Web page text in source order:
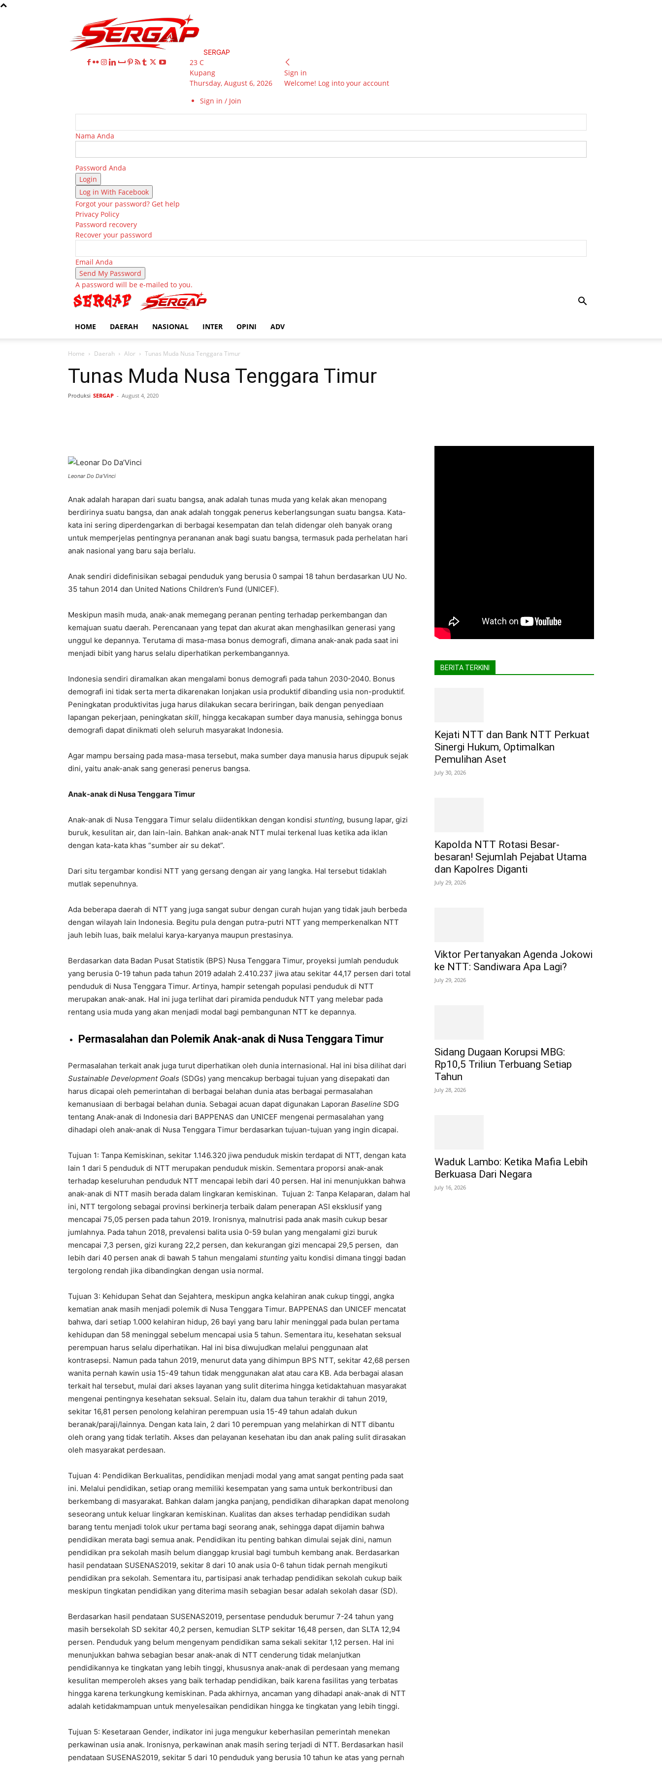
SERGAP
23 C
Kupang
Thursday, August 6, 2026
Sign in / Join
Sign in
Welcome! Log into your account
Nama Anda
Password Anda
Log in With Facebook
Forgot your password? Get help
Privacy Policy
Password recovery
Recover your password
Email Anda
A password will be e-mailed to you.
HOME DAERAH NASIONAL INTER OPINI ADV
Home Daerah Alor Tunas Muda Nusa Tenggara Timur
Tunas Muda Nusa Tenggara Timur
Produksi SERGAP - August 4, 2020
Leonar Do Da’Vinci
Anak adalah harapan dari suatu bangsa, anak adalah tunas muda yang kelak akan menopang
berdirinya suatu bangsa, dan anak adalah tonggak penerus keberlangsungan suatu bangsa. Kata-
kata ini sering diperdengarkan di berbagai kesempatan dan telah didengar oleh banyak orang
untuk memperjelas pentingnya perananan anak bagi suatu bangsa, termasuk pada perhelatan hari
anak nasional yang baru saja berlalu.
Anak sendiri didefinisikan sebagai penduduk yang berusia 0 sampai 18 tahun berdasarkan UU No.
35 tahun 2014 dan United Nations Children’s Fund (UNICEF).
Meskipun masih muda, anak-anak memegang peranan penting terhadap perkembangan dan
kemajuan suatu daerah. Perencanaan yang tepat dan akurat akan menghasilkan generasi yang
unggul ke depannya. Terutama di masa-masa bonus demografi, dimana anak-anak pada saat ini
menjadi bibit yang harus selalu diperhatikan perkembangannya.
Indonesia sendiri diramalkan akan mengalami bonus demografi pada tahun 2030-2040. Bonus
demografi ini tidak serta merta dikarenakan lonjakan usia produktif dibanding usia non-produktif.
Peningkatan produktivitas juga harus dilakukan secara beriringan, baik dengan penyediaan
lapangan pekerjaan, peningkatan skill, hingga kecakapan sumber daya manusia, sehingga bonus
demografi dapat dinikmati oleh seluruh masyarakat Indonesia.
Agar mampu bersaing pada masa-masa tersebut, maka sumber daya manusia harus dipupuk sejak
dini, yaitu anak-anak sang generasi penerus bangsa.
Anak-anak di Nusa Tenggara Timur
Anak-anak di Nusa Tenggara Timur selalu diidentikkan dengan kondisi stunting, busung lapar, gizi
buruk, kesulitan air, dan lain-lain. Bahkan anak-anak NTT mulai terkenal luas ketika ada iklan
dengan kata-kata khas “sumber air su dekat”.
Dari situ tergambar kondisi NTT yang gersang dengan air yang langka. Hal tersebut tidaklah
mutlak sepenuhnya.
Ada beberapa daerah di NTT yang juga sangat subur dengan curah hujan yang tidak jauh berbeda
dengan wilayah lain Indonesia. Begitu pula dengan putra-putri NTT yang memperkenalkan NTT
jauh lebih luas, baik melalui karya-karyanya maupun prestasinya.
Berdasarkan data Badan Pusat Statistik (BPS) Nusa Tenggara Timur, proyeksi jumlah penduduk
yang berusia 0-19 tahun pada tahun 2019 adalah 2.410.237 jiwa atau sekitar 44,17 persen dari total
penduduk di Nusa Tenggara Timur. Artinya, hampir setengah populasi penduduk di NTT
merupakan anak-anak. Hal ini juga terlihat dari piramida penduduk NTT yang melebar pada
rentang usia muda yang akan menjadi modal bagi pembangunan NTT ke depannya.
Permasalahan dan Polemik Anak-anak di Nusa Tenggara Timur
Permasalahan terkait anak juga turut diperhatikan oleh dunia internasional. Hal ini bisa dilihat dari
Sustainable Development Goals (SDGs) yang mencakup berbagai tujuan yang disepakati dan
harus dicapai oleh pemerintahan di berbagai belahan dunia atas berbagai permasalahan
kemanusiaan di berbagai belahan dunia. Sebagai acuan dapat digunakan Laporan Baseline SDG
tentang Anak-anak di Indonesia dari BAPPENAS dan UNICEF mengenai permasalahan yang
dihadapi oleh anak-anak di Nusa Tenggara Timur berdasarkan tujuan-tujuan yang ingin dicapai.
Tujuan 1: Tanpa Kemiskinan, sekitar 1.146.320 jiwa penduduk miskin terdapat di NTT, dengan kata
lain 1 dari 5 penduduk di NTT merupakan penduduk miskin. Sementara proporsi anak-anak
terhadap keseluruhan penduduk NTT mencapai lebih dari 40 persen. Hal ini menunjukkan bahwa
anak-anak di NTT masih berada dalam lingkaran kemiskinan. Tujuan 2: Tanpa Kelaparan, dalam hal
ini, NTT tergolong sebagai provinsi berkinerja terbaik dalam penerapan ASI eksklusif yang
mencapai 75,05 persen pada tahun 2019. Ironisnya, malnutrisi pada anak masih cukup besar
jumlahnya. Pada tahun 2018, prevalensi balita usia 0-59 bulan yang mengalami gizi buruk
mencapai 7,3 persen, gizi kurang 22,2 persen, dan kekurangan gizi mencapai 29,5 persen, dan
lebih dari 40 persen anak di bawah 5 tahun mengalami stunting yaitu kondisi dimana tinggi badan
tergolong rendah jika dibandingkan dengan usia normal.
Tujuan 3: Kehidupan Sehat dan Sejahtera, meskipun angka kelahiran anak cukup tinggi, angka
kematian anak masih menjadi polemik di Nusa Tenggara Timur. BAPPENAS dan UNICEF mencatat
bahwa, dari setiap 1.000 kelahiran hidup, 26 bayi yang baru lahir meninggal pada bulan pertama
kehidupan dan 58 meninggal sebelum mencapai usia 5 tahun. Sementara itu, kesehatan seksual
perempuan harus selalu diperhatikan. Hal ini bisa diwujudkan melalui penggunaan alat
kontrasepsi. Namun pada tahun 2019, menurut data yang dihimpun BPS NTT, sekitar 42,68 persen
wanita pernah kawin usia 15-49 tahun tidak menggunakan alat atau cara KB. Ada berbagai alasan
terkait hal tersebut, mulai dari akses layanan yang sulit diterima hingga ketidaktahuan masyarakat
mengenai pentingnya kesehatan seksual. Selain itu, dalam dua tahun terakhir di tahun 2019,
sekitar 16,81 persen penolong kelahiran perempuan usia 15-49 tahun adalah dukun
beranak/paraji/lainnya. Dengan kata lain, 2 dari 10 perempuan yang melahirkan di NTT dibantu
oleh orang yang tidak terlatih. Akses dan pelayanan kesehatan ibu dan anak paling sulit dirasakan
oleh masyarakat perdesaan.
Tujuan 4: Pendidikan Berkualitas, pendidikan menjadi modal yang amat sangat penting pada saat
ini. Melalui pendidikan, setiap orang memiliki kesempatan yang sama untuk berkontribusi dan
berkembang di masyarakat. Bahkan dalam jangka panjang, pendidikan diharapkan dapat menolong
seseorang untuk keluar lingkaran kemiskinan. Kualitas dan akses terhadap pendidikan sudah
barang tentu menjadi tolok ukur pertama bagi seorang anak, sehingga dapat dijamin bahwa
pendidikan merata bagi semua anak. Pendidikan itu penting bahkan dimulai sejak dini, namun
pendidikan pra sekolah masih belum dianggap krusial bagi tumbuh kembang anak. Berdasarkan
hasil pendataan SUSENAS2019, sekitar 8 dari 10 anak usia 0-6 tahun tidak pernah mengikuti
pendidikan pra sekolah. Sementara itu, partisipasi anak terhadap pendidikan sekolah cukup baik
meskipun tingkatan pendidikan yang diterima masih sebagian besar adalah sekolah dasar (SD).
Berdasarkan hasil pendataan SUSENAS2019, persentase penduduk berumur 7-24 tahun yang
masih bersekolah SD sekitar 40,2 persen, kemudian SLTP sekitar 16,48 persen, dan SLTA 12,94
persen. Penduduk yang belum mengenyam pendidikan sama sekali sekitar 1,12 persen. Hal ini
menunjukkan bahwa sebagian besar anak-anak di NTT cenderung tidak melanjutkan
pendidikannya ke tingkatan yang lebih tinggi, khususnya anak-anak di perdesaan yang memang
kesulitan memperoleh akses yang baik terhadap pendidikan, baik karena fasilitas yang terbatas
hingga karena terkungkung kemiskinan. Pada akhirnya, ancaman yang dihadapi anak-anak di NTT
adalah ketidakmampuan untuk menyelesaikan pendidikan hingga ke tingkatan yang lebih tinggi.
Tujuan 5: Kesetaraan Gender, indikator ini juga mengukur keberhasilan pemerintah menekan
perkawinan usia anak. Ironisnya, perkawinan anak masih sering terjadi di NTT. Berdasarkan hasil
pendataan SUSENAS2019, sekitar 5 dari 10 penduduk yang berusia 10 tahun ke atas yang pernah
BERITA TERKINI
Kejati NTT dan Bank NTT Perkuat
Sinergi Hukum, Optimalkan
Pemulihan Aset
July 30, 2026
Kapolda NTT Rotasi Besar-
besaran! Sejumlah Pejabat Utama
dan Kapolres Diganti
July 29, 2026
Viktor Pertanyakan Agenda Jokowi
ke NTT: Sandiwara Apa Lagi?
July 29, 2026
Sidang Dugaan Korupsi MBG:
Rp10,5 Triliun Terbuang Setiap
Tahun
July 28, 2026
Waduk Lambo: Ketika Mafia Lebih
Berkuasa Dari Negara
July 16, 2026